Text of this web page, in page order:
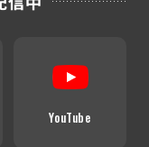
YouTube